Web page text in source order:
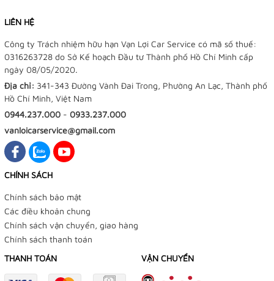
LIÊN HỆ
Công ty Trách nhiệm hữu hạn Vạn Lợi Car Service có mã số thuế:
0316263728 do Sở Kế hoạch Đầu tư Thành phố Hồ Chí Minh cấp
ngày 08/05/2020.
Địa chỉ: 341-343 Đường Vành Đai Trong, Phường An Lạc, Thành phố
Hồ Chí Minh, Việt Nam
0944.237.000 - 0933.237.000
vanloicarservice@gmail.com
CHÍNH SÁCH
Chính sách bảo mật
Các điều khoản chung
Chính sách vận chuyển, giao hàng
Chính sách thanh toán
THANH TOÁN
VẬN CHUYỂN